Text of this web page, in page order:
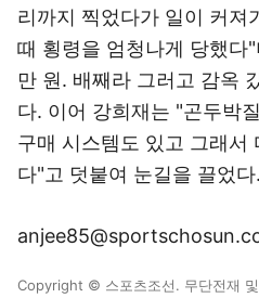
리까지 찍었다가 일이 커져
때 횡령을 엄청나게 당했다
만 원. 배째라 그러고 감옥
다. 이어 강희재는 "곤두박
구매 시스템도 있고 그래서
다"고 덧붙여 눈길을 끌었다.
Copyright © 스포츠조선. 무단전재